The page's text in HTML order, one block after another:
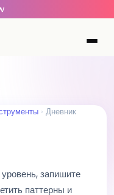
Дневник
запишите
паттерны и